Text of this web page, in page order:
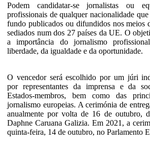
Podem candidatar-se jornalistas ou
profissionais de qualquer nacionalidade
fundo publicados ou difundidos nos meios
sediados num dos 27 países da UE. O
a importância do jornalismo
liberdade, da igualdade e da oportunidade.
O vencedor será escolhido por um júri
por representantes da imprensa e da
Estados-membros, bem como das
jornalismo europeias. A cerimónia de
anualmente por volta de 16 de outubro,
Daphne Caruana Galizia. Em 2021, a
quinta-feira, 14 de outubro, no Parlamento